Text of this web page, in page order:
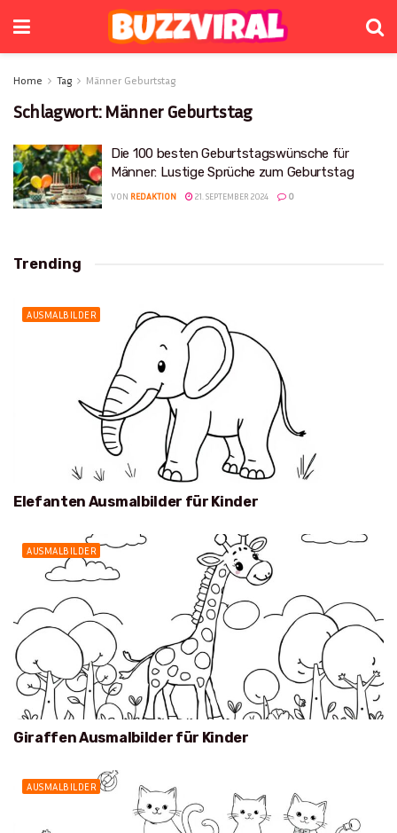
Home Tag Männer Geburtstag
Schlagwort: Männer Geburtstag
Die 100 besten Geburtstagswünsche für
Männer: Lustige Sprüche zum Geburtstag
VON REDAKTION 21. SEPTEMBER 2024 0
Trending
AUSMALBILDER
Elefanten Ausmalbilder für Kinder
AUSMALBILDER
Giraffen Ausmalbilder für Kinder
AUSMALBILDER